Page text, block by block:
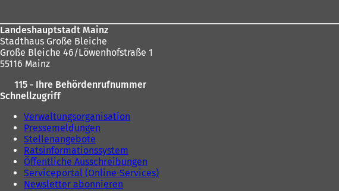
Landeshauptstadt Mainz
Stadthaus Große Bleiche
Große Bleiche 46/Löwenhofstraße 1
55116 Mainz
115 - Ihre Behördenrufnummer
Schnellzugriff
Verwaltungsorganisation
Pressemeldungen
Stellenangebote
Ratsinformationssystem
Öffentliche Ausschreibungen
Serviceportal (Online-Services)
Newsletter abonnieren